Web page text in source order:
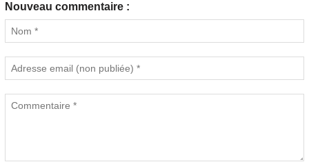
Nouveau commentaire :